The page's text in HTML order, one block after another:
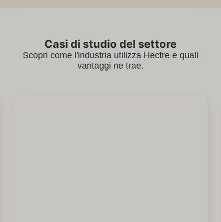
Casi di studio del settore
Scopri come l'industria utilizza Hectre e quali
vantaggi ne trae.